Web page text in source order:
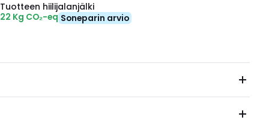
Tuotteen hiilijalanjälki
22 Kg CO₂-eq Soneparin arvio